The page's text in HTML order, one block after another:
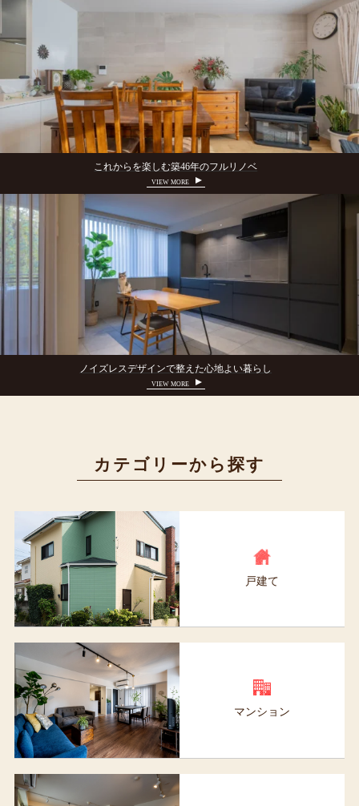
これからを楽しむ築46年のフルリノベ
VIEW MORE
ノイズレスデザインで整えた心地よい暮らし
VIEW MORE
カテゴリーから探す
戸建て
マンション